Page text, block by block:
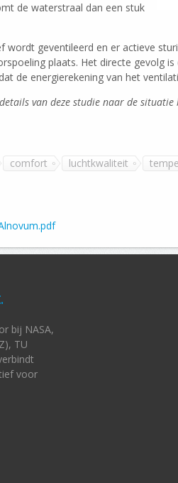
de waterstraal dan een stuk
wordt geventileerd en er actieve
plaats. Het directe gevolg
de energierekening van het
van deze studie naar de
comfort luchtkwaliteit
bij NASA,
TU
voor